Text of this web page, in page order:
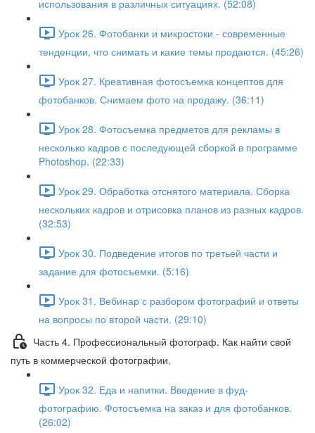
использования в различных ситуациях. (52:08)
Урок 26. Фотобанки и микростоки - современные
тенденции, что снимать и какие темы продаются. (45:26)
Урок 27. Креативная фотосъемка концептов для
фотобанков. Снимаем фото на продажу. (36:11)
Урок 28. Фотосъемка предметов для рекламы в
несколько кадров с последующей сборкой в программе
Photoshop. (22:33)
Урок 29. Обработка отснятого материала. Сборка
нескольких кадров и отрисовка планов из разных кадров.
(32:53)
Урок 30. Подведение итогов по третьей части и
задание для фотосъемки. (5:16)
Урок 31. Вебинар с разбором фотографий и ответы
на вопросы по второй части. (29:10)
Часть 4. Профессиональный фотограф. Как найти свой
путь в коммерческой фотографии.
Урок 32. Еда и напитки. Введение в фуд-
фотографию. Фотосъемка на заказ и для фотобанков.
(26:02)